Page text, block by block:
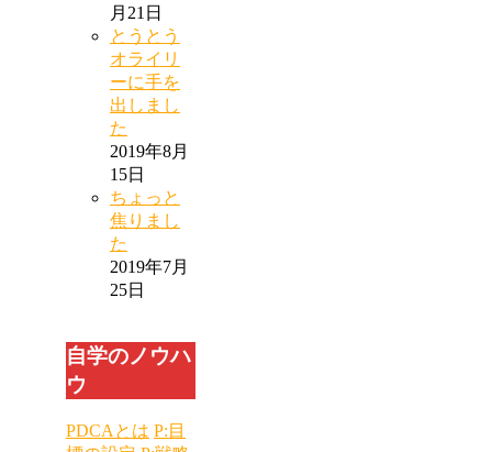
月21日
とうとう
オライリ
ーに手を
出しまし
た
2019年8月
15日
ちょっと
焦りまし
た
2019年7月
25日
自学のノウハ
ウ
PDCAとは P:目